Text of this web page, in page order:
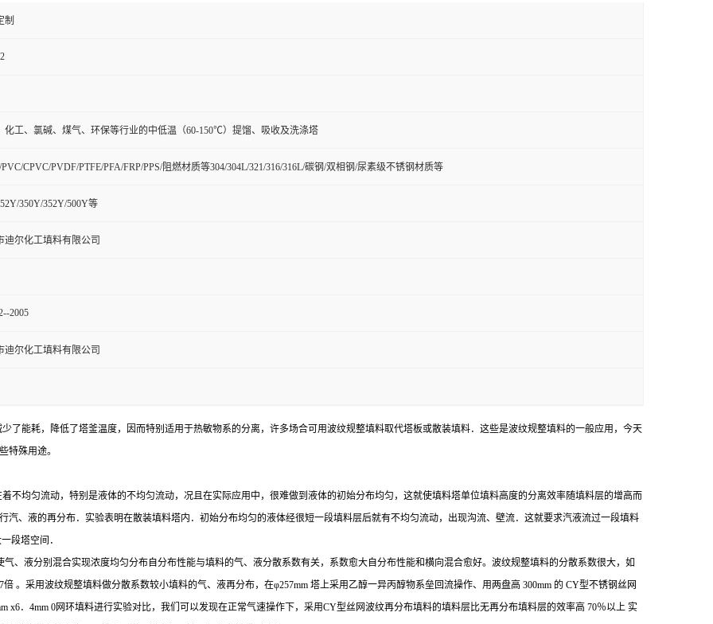
制
化工、氯碱、煤气、环保等行业的中低温（60-150℃）提馏、吸收及洗涤塔
PVC/CPVC/PVDF/PTFE/PFA/FRP/PPS/阻燃材质等304/304L/321/316/316L/碳钢/双相钢/尿素级不锈钢材质等
350Y/352Y/500Y等
迪尔化工填料有限公司
2005
迪尔化工填料有限公司
了能耗，降低了塔釜温度，因而特别适用于热敏物系的分离，许多场合可用波纹规整填料取代塔板或散装填料．这些是波纹规整填料的一般应用，今天
特殊用途。
不均匀流动，特别是液体的不均匀流动，况且在实际应用中，很难做到液体的初始分布均匀，这就使填料塔单位填料高度的分离效率随填料层的增高而
、液的再分布．实验表明在散装填料塔内．初始分布均匀的液体经很短一段填料层后就有不均匀流动，出现沟流、壁流．这就要求汽液流过一段填料
段塔空间．
、液分别混合实现浓度均匀分布自分布性能与填料的气、液分散系数有关，系数愈大自分布性能和横向混合愈好。波纹规整填料的分散系数很大，如
7倍 。 采用波纹规整填料做分散系数较小填料的气、液再分布，在φ257mm 塔上采用乙醇一异丙醇物系垒回流操作、用两盘高 300mm 的 CY型不锈钢丝网
x6． 4mm 0网环填料进行实验对比，我们可以发现在正常气速操作下，采用CY型丝网波纹再分布填料的填料层比无再分布填料层的效率高 70％以上 实